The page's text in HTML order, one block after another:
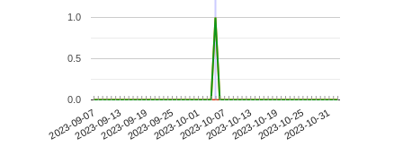
2023-09-072023-09-132023-09-192023-09-252023-10-012023-10-072023-10-132023-10-192023-10-252023-10-31
0.0
0.5
1.0